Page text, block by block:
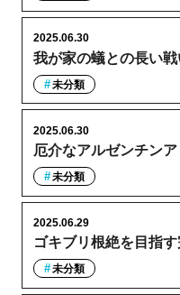
我が家の蟻との長い
2025.06.30
未分類
厄介なアルゼンチン
2025.06.30
未分類
ゴキブリ根絶を目指
2025.06.29
未分類